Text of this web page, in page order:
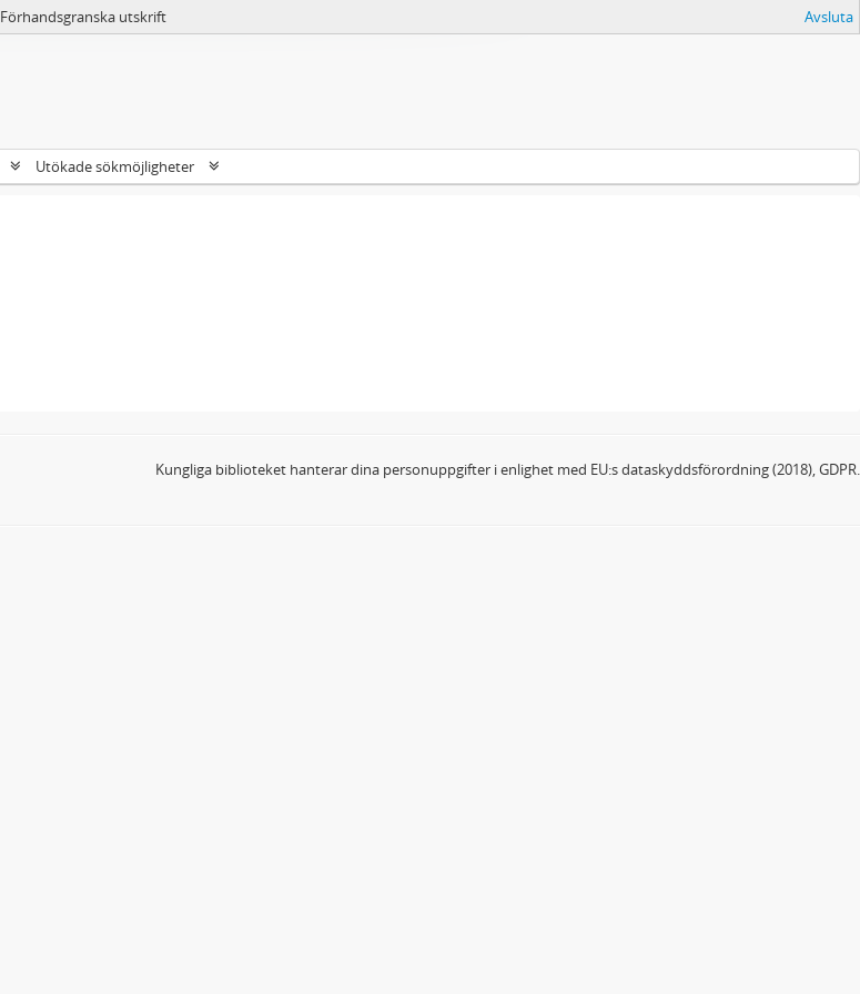
Förhandsgranska utskrift Avsluta
Utökade sökmöjligheter
Kungliga biblioteket hanterar dina personuppgifter i enlighet med EU:s dataskyddsförordning (2018), GDPR.